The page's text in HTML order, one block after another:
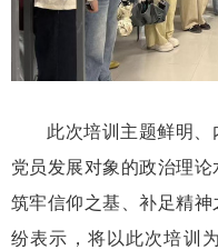
此次培训主题鲜明
党员发展对象的政治理
筑牢信仰之基、补足精
纷表示，将以此次培训